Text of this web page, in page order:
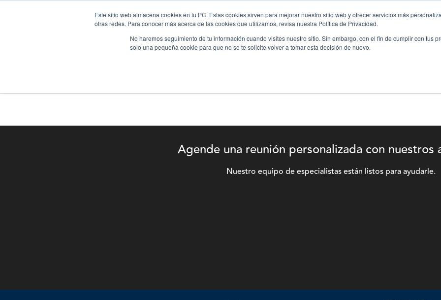
Este sitio web almacena cookies en tu PC. Estas cookies sirven para mejorar nuestro sitio web y ofrecer servicios más
otras redes. Para conocer más acerca de las cookies que utilizamos, revisa nuestra Política de Privacidad.
No haremos seguimiento de tu información cuando visites nuestro sitio. Sin embargo, con el fin de cumplir con tus
solo una pequeña cookie para que no se te solicite volver a tomar esta decisión de nuevo.
Proyectos Nosotros
Agende una reunión personalizada con nuestros
Nuestro equipo de especialistas están listos para ayudarle.